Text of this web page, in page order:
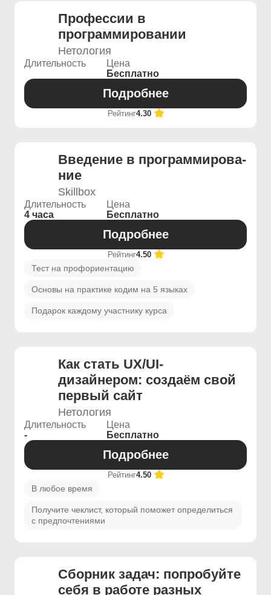
Профессии в
программировании
Нетология
Длительность
Цена
Бесплатно
Подробнее
Рейтинг4.30
Введение ­в программирова­
ние
Skillbox
Длительность
4 часа
Цена
Бесплатно
Подробнее
Рейтинг4.50
Тест на профориентацию
Основы на практике кодим на 5 языках
Подарок каждому участнику курса
Как стать UX/UI-
дизайнером: создаём свой
первый сайт
Нетология
Длительность
-
Цена
Бесплатно
Подробнее
Рейтинг4.50
В любое время
Получите чеклист, который поможет определиться
с предпочтениями
Сборник задач: попробуйте
себя в работе разных